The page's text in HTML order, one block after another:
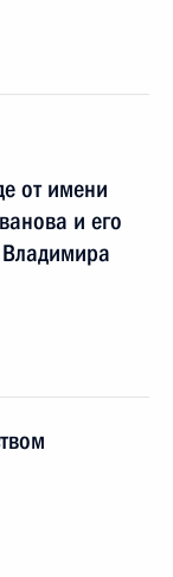
от имени
и его
Владимира